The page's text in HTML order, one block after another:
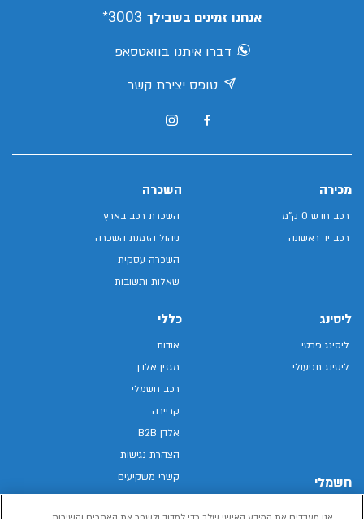
אנחנו זמינים בשבילך 3003*
דברו איתנו בוואטסאפ
טופס יצירת קשר
מכירה
רכב חדש 0 ק"מ
רכב יד ראשונה
השכרה
השכרת רכב בארץ
ניהול הזמנת השכרה
השכרה עסקית
שאלות ותשובות
ליסינג
ליסינג פרטי
ליסינג תפעולי
חשמלי
כללי
אודות
מגזין אלדן
רכב חשמלי
קריירה
אלדן B2B
הצהרת נגישות
קשרי משקיעים
מפת האתר